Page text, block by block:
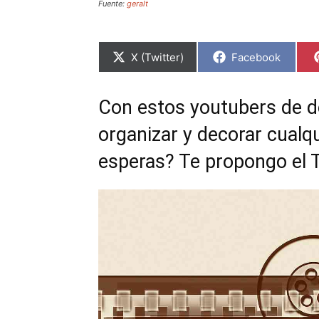
Fuente: geralt
C
r
i
r
n
X (Twitter) C
r
i
r
n
Facebook
Con estos youtubers de
organizar y decorar
esperas? Te propongo el